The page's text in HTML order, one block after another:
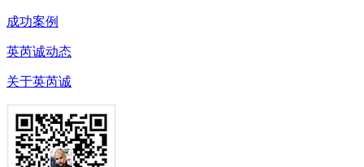
成功案例
英芮诚动态
关于英芮诚